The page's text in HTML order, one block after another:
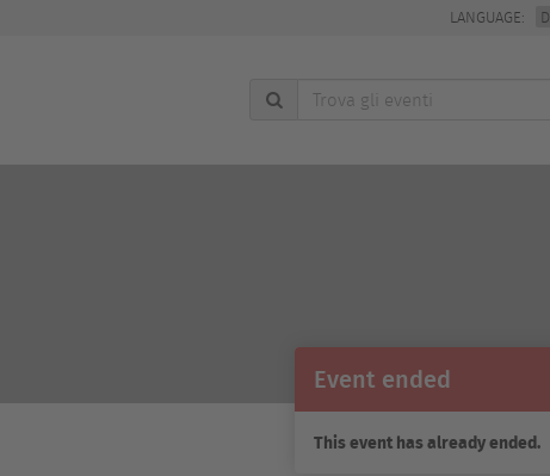
LANGUAGE:
Trova
Event ended
This event has already ended.